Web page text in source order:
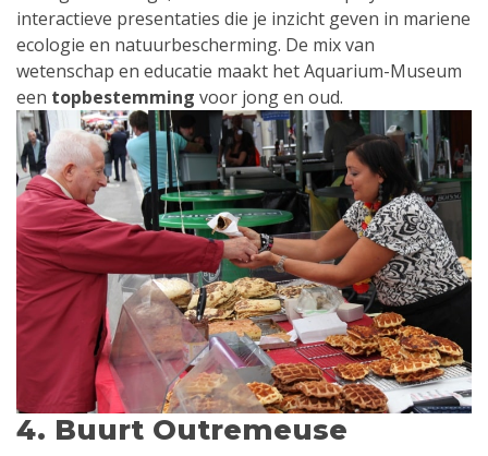
interactieve presentaties die je inzicht geven in mariene
ecologie en natuurbescherming. De mix van
wetenschap en educatie maakt het Aquarium-Museum
een topbestemming voor jong en oud.
4. Buurt Outremeuse